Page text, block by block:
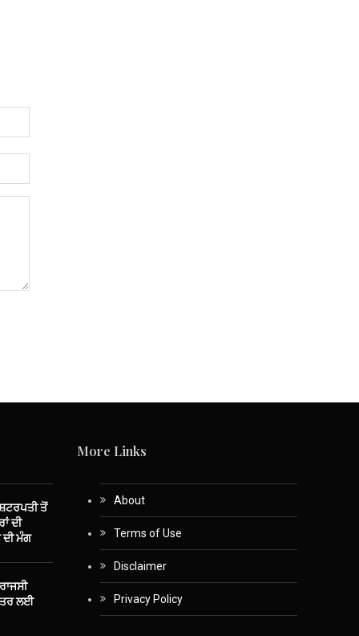
ਤੋਂ
ਦੀ
ਮੰਗ
ਲਈ
More Links
About
Terms of Use
Disclaimer
Privacy Policy